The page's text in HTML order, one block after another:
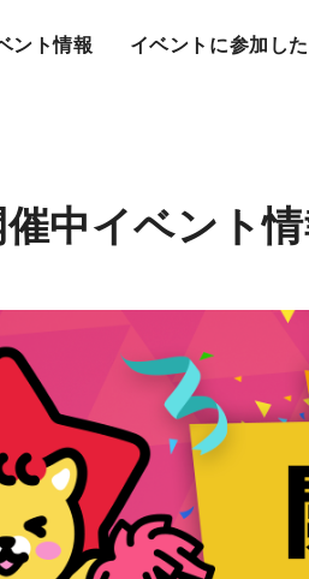
ント情報 イベントに参加し
中イベント